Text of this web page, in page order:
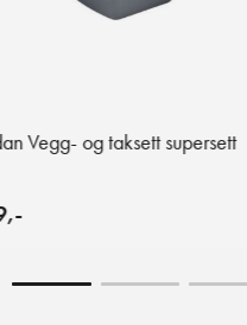
Vegg- og taksett supersett
Legg i handlekurven